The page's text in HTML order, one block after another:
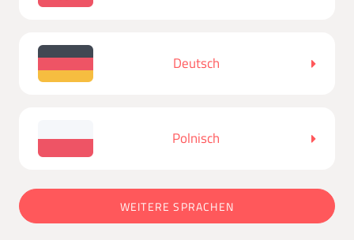
Deutsch
Polnisch
WEITERE SPRACHEN